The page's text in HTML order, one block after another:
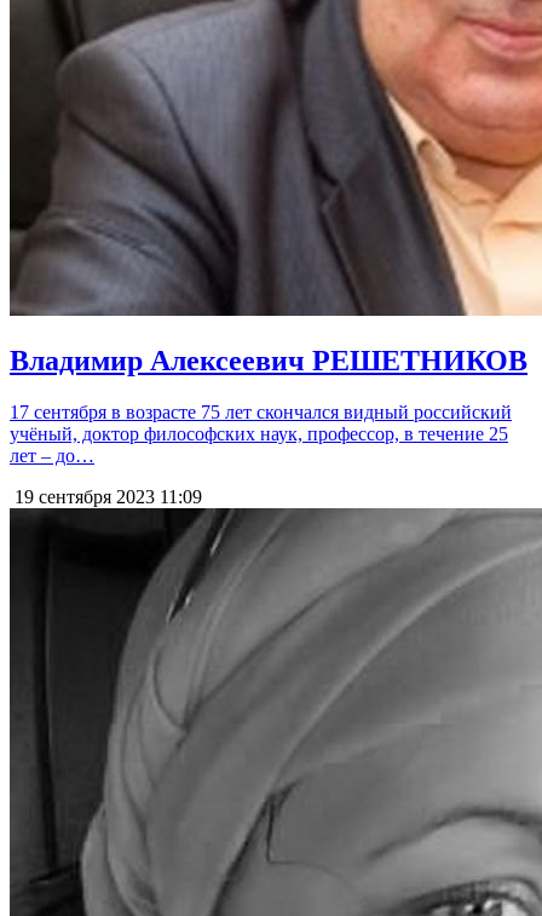
Владимир Алексеевич РЕШЕТНИКОВ
17 сентября в возрасте 75 лет скончался видный российский
учёный, доктор философских наук, профессор, в течение 25
лет – до…
19 сентября 2023 11:09